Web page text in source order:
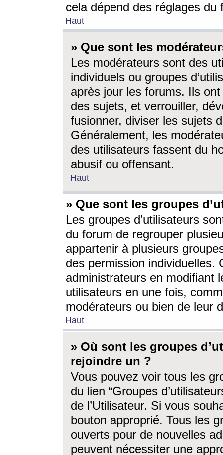
cela dépend des réglages du
Haut
» Que sont les
Les modérateurs sont des
individuels ou groupes
après jour les forums. Ils ont
des sujets, et verrouiller,
fusionner, diviser les sujets
Généralement, les
des utilisateurs fassent du
abusif ou offensant.
Haut
» Que sont les groupes
Les groupes d’utilisateurs
du forum de regrouper
appartenir à plusieurs
des permission individuelles.
administrateurs en modifiant
utilisateurs en une fois,
modérateurs ou bien de leur
Haut
» Où sont les groupes
rejoindre un ?
Vous pouvez voir tous les
du lien “Groupes
de l’Utilisateur. Si vous
bouton approprié. Tous les
ouverts pour de nouvelles
peuvent nécessiter une